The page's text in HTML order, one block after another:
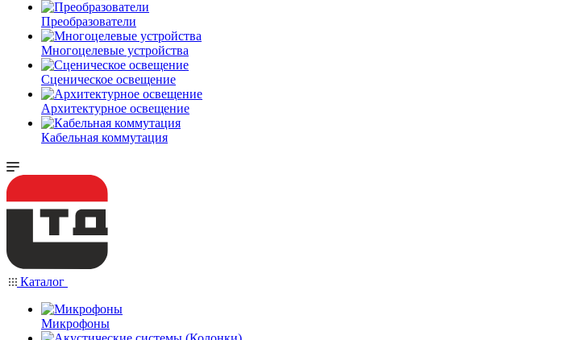
Преобразователи
Многоцелевые устройства
Сценическое освещение
Архитектурное освещение
Кабельная коммутация
Каталог
Микрофоны